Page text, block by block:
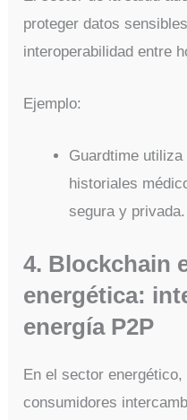
proteger datos
interoperabilidad entre
Ejemplo:
Guardtime
historiales
segura y privada.
4. Blockchain
energética:
energía P2P
En el sector
consumidores